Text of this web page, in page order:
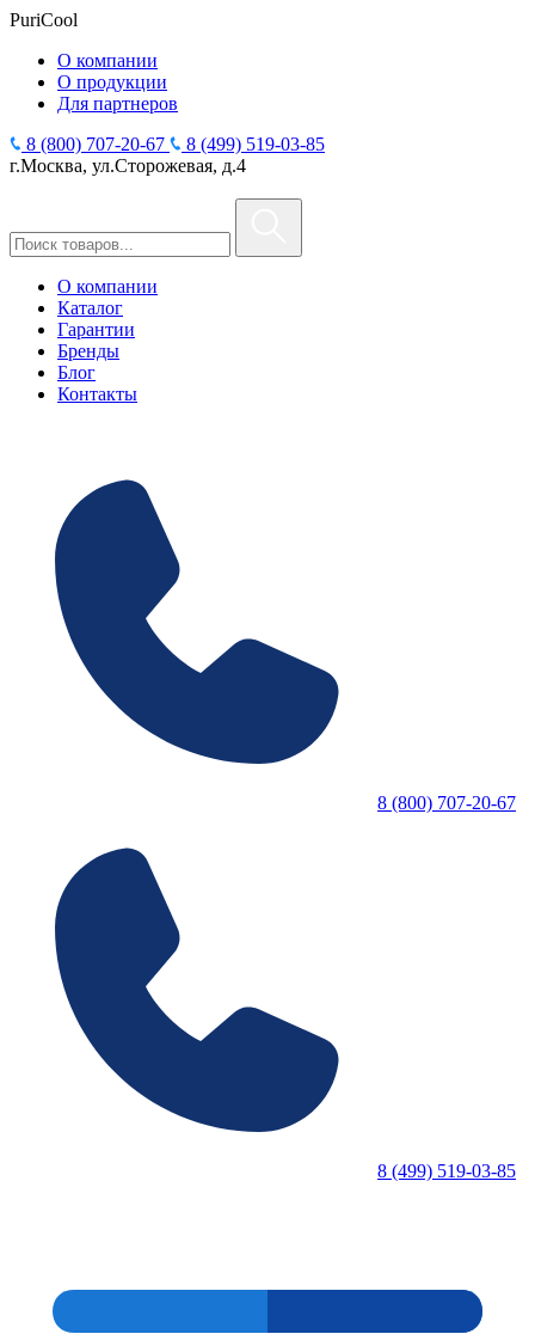
PuriCool
О компании
О продукции
Для партнеров
8 (800) 707-20-67
8 (499) 519-03-85
г.Москва, ул.Сторожевая, д.4
О компании
Каталог
Гарантии
Бренды
Блог
Контакты
8 (800) 707-20-67
8 (499) 519-03-85